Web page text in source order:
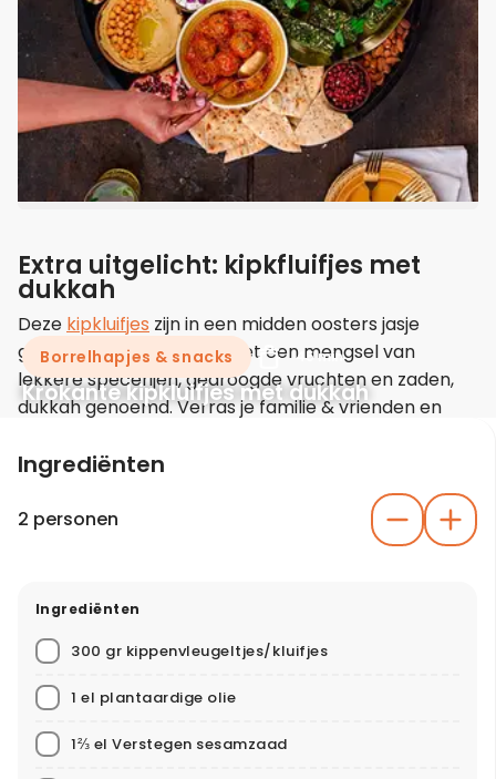
Extra uitgelicht: kipkfluifjes met
dukkah
Deze kipkluifjes zijn in een midden oosters jasje
gestoken. Ze zijn bereid met een mengsel van
lekkere specerijen, gedroogde vruchten en zaden,
dukkah genoemd. Verras je familie & vrienden en
Borrelhapjes & snacks 45 min
Krokante kipkluifjes met dukkah
Ingrediënten
2 personen
Ingrediënten
300 gr kippenvleugeltjes/kluifjes
1 el plantaardige olie
1⅔ el Verstegen sesamzaad